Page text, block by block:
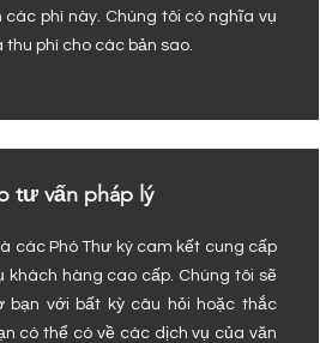
các phí này. Chúng tôi có nghĩa vụ
thu phí cho các bản sao.
tư vấn pháp lý
các Phó Thư ký cam kết cung cấp
khách hàng cao cấp. Chúng tôi sẽ
bạn với bất kỳ câu hỏi hoặc thắc
có thể có về các dịch vụ của văn